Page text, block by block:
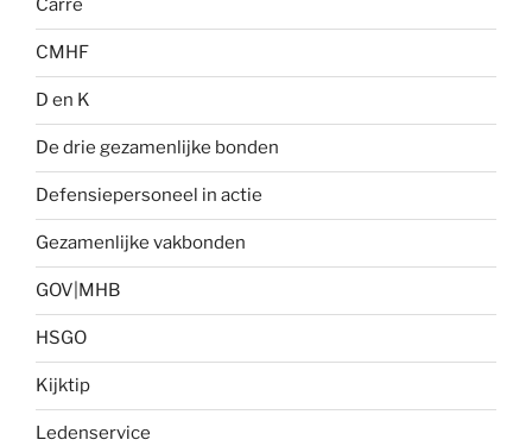
Carré
CMHF
D en K
De drie gezamenlijke bonden
Defensiepersoneel in actie
Gezamenlijke vakbonden
GOV|MHB
HSGO
Kijktip
Ledenservice